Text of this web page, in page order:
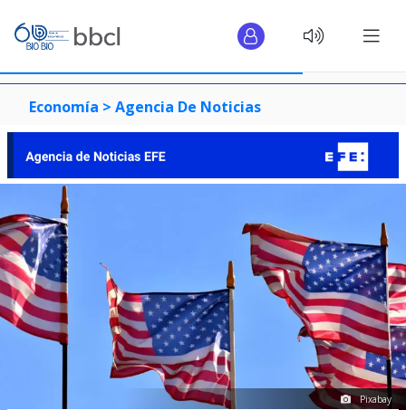
Economía > Agencia De Noticias
Pixabay